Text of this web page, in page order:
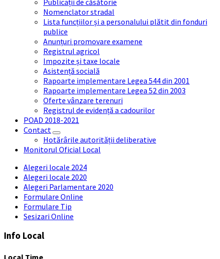
Nomenclator stradal
Lista funcțiilor și a personalului plătit din fonduri
publice
Anunțuri promovare examene
Registrul agricol
Impozite și taxe locale
Asistență socială
Rapoarte implementare Legea 544 din 2001
Rapoarte implementare Legea 52 din 2003
Oferte vânzare terenuri
Registrul de evidență a cadourilor
POAD 2018-2021
Contact
Hotărârile autorității deliberative
Monitorul Oficial Local
Alegeri locale 2024
Alegeri locale 2020
Alegeri Parlamentare 2020
Formulare Online
Formulare Tip
Sesizari Online
Info Local
Local Time